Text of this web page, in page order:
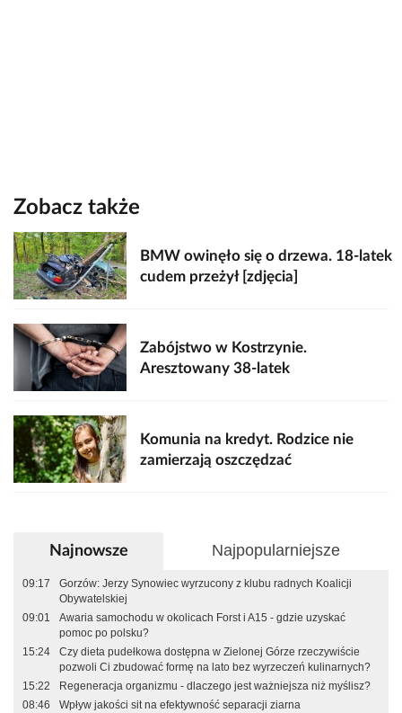
Zobacz także
BMW owinęło się o drzewa. 18-latek
cudem przeżył [zdjęcia]
Zabójstwo w Kostrzynie.
Aresztowany 38-latek
Komunia na kredyt. Rodzice nie
zamierzają oszczędzać
Najnowsze Najpopularniejsze
09:17
Gorzów: Jerzy Synowiec wyrzucony z klubu radnych Koalicji
Obywatelskiej
09:01
Awaria samochodu w okolicach Forst i A15 - gdzie uzyskać
pomoc po polsku?
15:24
Czy dieta pudełkowa dostępna w Zielonej Górze rzeczywiście
pozwoli Ci zbudować formę na lato bez wyrzeczeń kulinarnych?
15:22
Regeneracja organizmu - dlaczego jest ważniejsza niż myślisz?
08:46
Wpływ jakości sit na efektywność separacji ziarna